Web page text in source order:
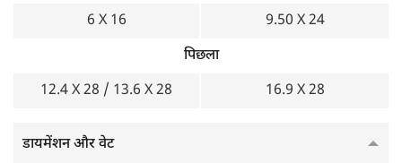
6 X 16
9.50 X 24
पिछला
12.4 X 28 / 13.6 X 28
16.9 X 28
डायमेंशन और वेट